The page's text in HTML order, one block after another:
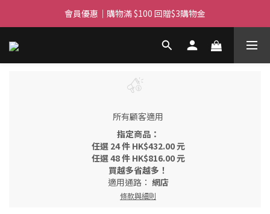
滿$450免費送貨上門 I 滿$350免運 順豐自取
會員優惠｜購物滿 $100 回贈$3購物金
滿$450免費送貨上門 I 滿$350免運 順豐自取
所有顧客適用
指定商品：
任選 24 件 HK$432.00 元
任選 48 件 HK$816.00 元
買越多省越多！
適用通路： 網店
條款與細則